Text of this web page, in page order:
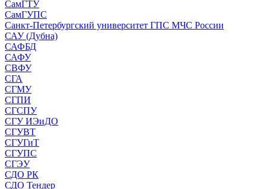
СамГТУ
СамГУПС
Санкт-Петербургский университет ГПС МЧС России
САУ (Дубна)
САФБД
САФУ
СВФУ
СГА
СГМУ
СГПИ
СГСПУ
СГУ ИЭиДО
СГУВТ
СГУГиТ
СГУПС
СГЭУ
СДО РК
СДО Тендер